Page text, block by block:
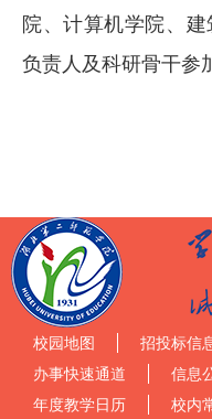
院、计算机学院、
负责人及科研骨干参
校园地图 招投标信
办事快速通道
信息
年度教学日历
校内